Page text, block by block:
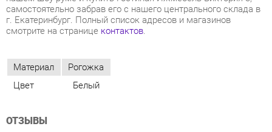
Материал Рогожка
Цвет Белый
ОТЗЫВЫ
Пока нет отзывов, поделитесь первым своим мнением.